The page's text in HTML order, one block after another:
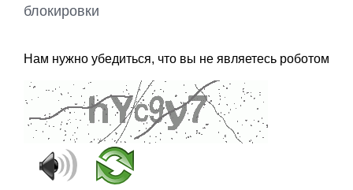
блокировки
Нам нужно убедиться, что вы не являетесь роботом